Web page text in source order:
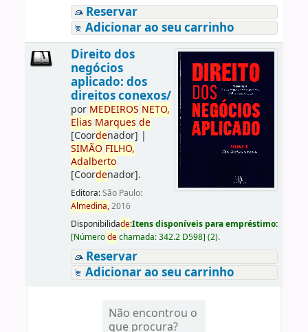
Reservar
Adicionar ao seu carrinho
Direito dos
negócios
aplicado: dos
direitos conexos/
por MEDEIROS NETO,
Elias Marques de
[Coordenador] |
SIMÃO FILHO,
Adalberto
[Coordenador].
Editora:São Paulo:
Almedina,2016
Disponibilidade:Itens disponíveis para empréstimo:
[Númerodechamada:342.2 D598] (2).
Reservar
Adicionar ao seu carrinho
Não encontrou o
que procura?